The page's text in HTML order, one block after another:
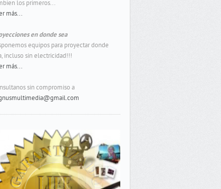
los primeros...
más...
en donde sea
equipos para proyectar donde
incluso sin electricidad!!!
más...
sin compromiso a